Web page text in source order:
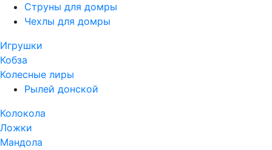
Струны для домры
Чехлы для домры
Игрушки
Кобза
Колесные лиры
Рылей донской
Колокола
Ложки
Мандола